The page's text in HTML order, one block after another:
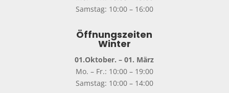
Samstag: 10:00 – 16:00
Öffnungszeiten
Winter
01.Oktober. – 01. März
Mo. – Fr.: 10:00 – 19:00
Samstag: 10:00 – 14:00